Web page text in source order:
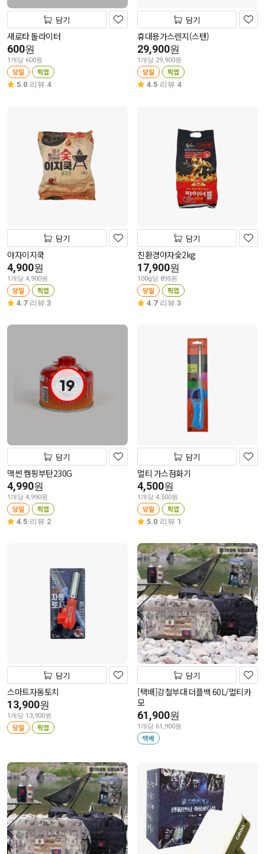
담기
새로타 돌라이터
600원
1개당 600원
당일 픽업
5.0 리뷰 4
담기
휴대용가스렌지(스텐)
29,900원
1개당 29,900원
당일 픽업
4.5 리뷰 4
담기
야자이지쿡
4,900원
1개당 4,900원
당일 픽업
4.7 리뷰 3
담기
친환경야자숯2kg
17,900원
100g당 895원
당일 픽업
4.7 리뷰 3
19
담기
맥썬 캠핑부탄230G
4,990원
1개당 4,990원
당일 픽업
4.5 리뷰 2
담기
멀티 가스점화기
4,500원
1개당 4,500원
당일 픽업
5.0 리뷰 1
담기
스마트자동토치
13,900원
1개당 13,900원
당일 픽업
담기
[택배]강철부대 더플백 60L/멀티카
모
61,900원
1개당 61,900원
택배